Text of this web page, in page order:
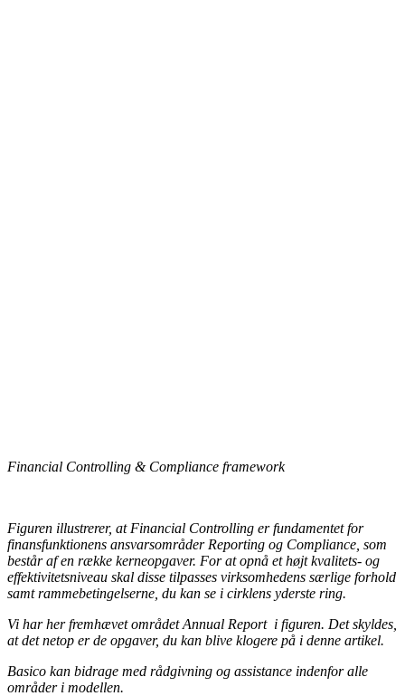
Financial Controlling & Compliance framework
Figuren illustrerer, at Financial Controlling er fundamentet for
finansfunktionens ansvarsområder Reporting og Compliance, som
består af en række kerneopgaver. For at opnå et højt kvalitets- og
effektivitetsniveau skal disse tilpasses virksomhedens særlige forhold
samt rammebetingelserne, du kan se i cirklens yderste ring.
Vi har her fremhævet området Annual Report i figuren. Det skyldes,
at det netop er de opgaver, du kan blive klogere på i denne artikel.
Basico kan bidrage med rådgivning og assistance indenfor alle
områder i modellen.